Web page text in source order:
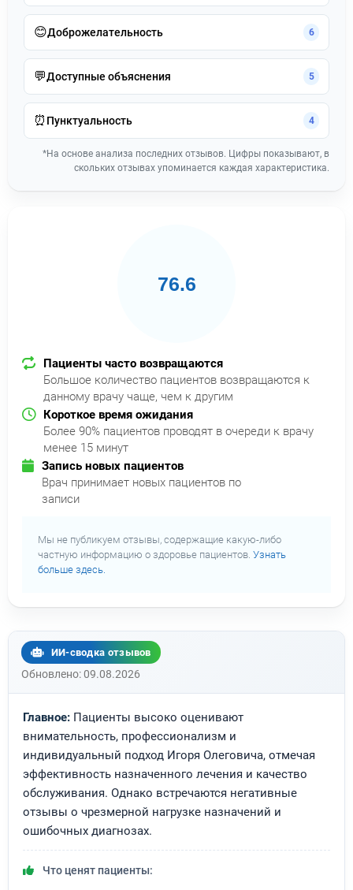
😊Доброжелательность 6
💬Доступные объяснения 5
⏰ Пунктуальность 4
*На основе анализа последних отзывов. Цифры показывают, в
скольких отзывах упоминается каждая характеристика.
76.6
Пациенты часто возвращаются
Большое количество пациентов возвращаются к
данному врачу чаще, чем к другим
Короткое время ожидания
Более 90% пациентов проводят в очереди к врачу
менее 15 минут
Запись новых пациентов
Врач принимает новых пациентов по
записи
Мы не публикуем отзывы, содержащие какую-либо
частную информацию о здоровье пациентов. Узнать
больше здесь.
ИИ-сводка отзывов
Обновлено: 09.08.2026
Главное: Пациенты высоко оценивают
внимательность, профессионализм и
индивидуальный подход Игоря Олеговича, отмечая
эффективность назначенного лечения и качество
обслуживания. Однако встречаются негативные
отзывы о чрезмерной нагрузке назначений и
ошибочных диагнозах.
Что ценят пациенты: